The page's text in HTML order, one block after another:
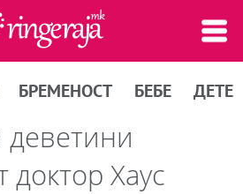
БРЕМЕНОСТ БЕБЕ ДЕТЕ
доктор Хаус